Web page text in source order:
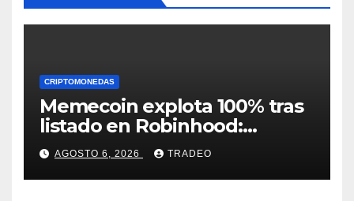
CRIPTOMONEDAS
Memecoin explota 100% tras
listado en Robinhood:
conoce los detalles
AGOSTO 6, 2026 TRADEO